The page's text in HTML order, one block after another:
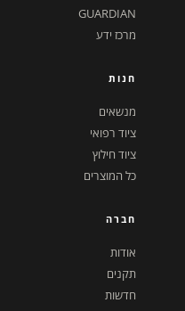
GUARDIAN
מרכז ידע
חנות
מנשאים
ציוד רפואי
ציוד חילוץ
כל המוצרים
חברה
אודות
תקנים
חדשות